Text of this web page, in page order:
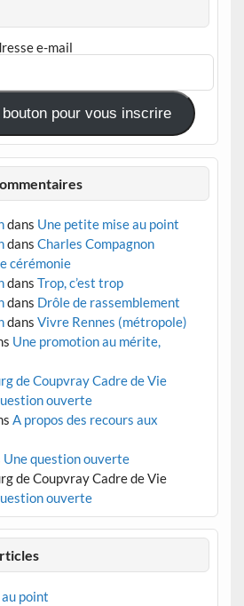
e-mail
pour vous inscrire
dans Une petite mise au point
dans Charles Compagnon
cérémonie
dans Trop, c’est trop
dans Drôle de rassemblement
dans Vivre Rennes (métropole)
Une promotion au mérite,
de Coupvray Cadre de Vie
ouverte
A propos des recours aux
Une question ouverte
de Coupvray Cadre de Vie
ouverte
point